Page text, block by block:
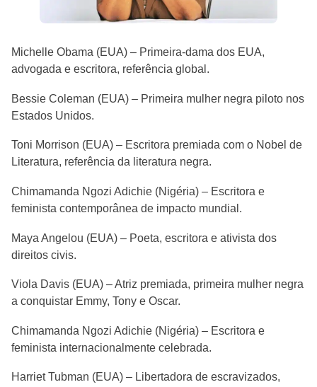
Michelle Obama (EUA) – Primeira-dama dos EUA,
advogada e escritora, referência global.
Bessie Coleman (EUA) – Primeira mulher negra piloto nos
Estados Unidos.
Toni Morrison (EUA) – Escritora premiada com o Nobel de
Literatura, referência da literatura negra.
Chimamanda Ngozi Adichie (Nigéria) – Escritora e
feminista contemporânea de impacto mundial.
Maya Angelou (EUA) – Poeta, escritora e ativista dos
direitos civis.
Viola Davis (EUA) – Atriz premiada, primeira mulher negra
a conquistar Emmy, Tony e Oscar.
Chimamanda Ngozi Adichie (Nigéria) – Escritora e
feminista internacionalmente celebrada.
Harriet Tubman (EUA) – Libertadora de escravizados,